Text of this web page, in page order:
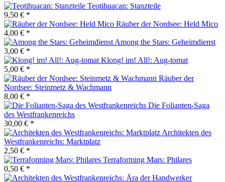
Teotihuacan: Stanzteile
9,50 € *
Räuber der Nordsee: Held Mico
4,00 € *
Among the Stars: Geheimdienst
3,00 € *
Klong! im! All!: Aug-tomat
5,00 € *
Räuber der
Nordsee: Steinmetz & Wachmann
8,00 € *
Die Folianten-Saga
des Westfrankenreichs
30,00 € *
Architekten des
Westfrankenreichs: Marktplatz
2,50 € *
Terraforming Mars: Philares
0,50 € *